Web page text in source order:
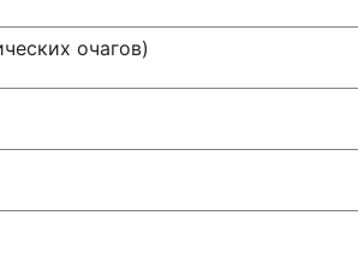
очагов)